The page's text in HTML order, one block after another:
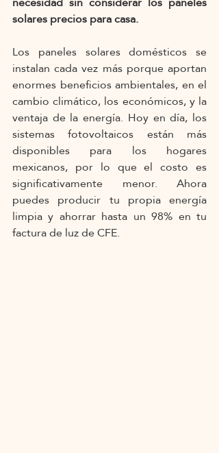
solares precios para casa.
Los paneles solares domésticos se
instalan cada vez más porque aportan
enormes beneficios ambientales, en el
cambio climático, los económicos, y la
ventaja de la energía. Hoy en día, los
sistemas fotovoltaicos están más
disponibles para los hogares
mexicanos, por lo que el costo es
significativamente menor. Ahora
puedes producir tu propia energía
limpia y ahorrar hasta un 98% en tu
factura de luz de CFE.